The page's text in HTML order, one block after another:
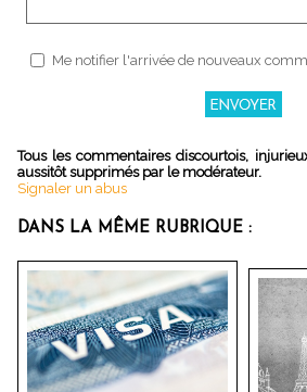
Me notifier l'arrivée de nouveaux
Tous les commentaires discourtois,
aussitôt supprimés par le modérateur.
Signaler un abus
DANS LA MÊME RUBRIQUE :